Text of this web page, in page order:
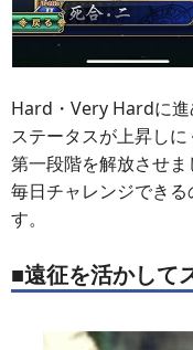
Hard・Very Hardに
ステータスが上昇し
第一段階を解放させま
毎日チャレンジでき
す。
■遠征を活かして